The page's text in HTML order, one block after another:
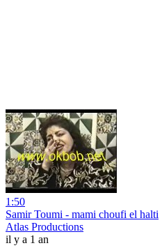
1:50
Samir Toumi - mami choufi el halti
Atlas Productions
il y a 1 an